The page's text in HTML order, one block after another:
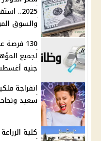
2025..
والسوق
130
جنيه أغسطس
سعيد